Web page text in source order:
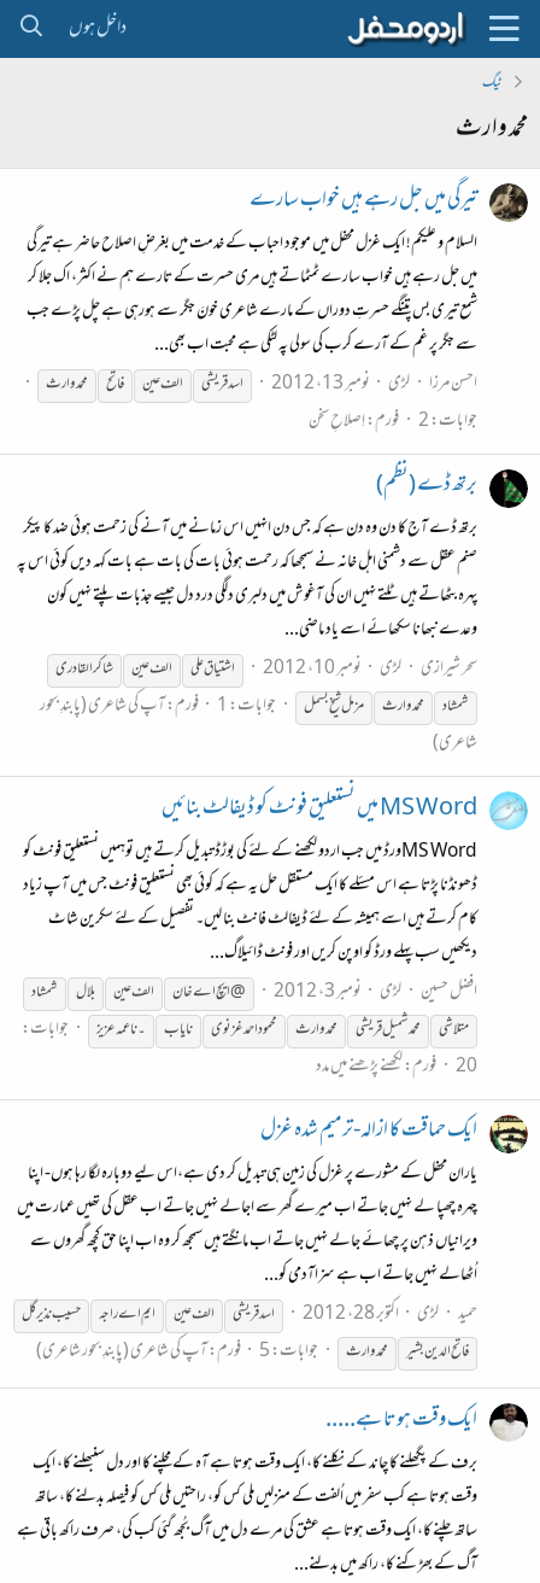
داخل ہوں
ٹیگ
محمد وارث
تیرگی میں جل رہے ہیں خواب سارے
السلام و علیکم! ایک غزل محفل میں موجود احباب کے خدمت میں بغرضِ اصلاح حاضر ہے تیرگی
میں جل رہے ہیں خواب سارے ٹمٹماتے ہیں مری حسرت کے تارے ہم نے اکثر، اک جلا کر
شمع تیری بس پتنگے حسرتِ دوراں کے مارے شاعری خونَ جگر سے ہورہی ہے چل پڑے جب
سے جگر پر غم کے آرے کرب کی سولی پہ لٹکی ہے محبت اب بھی...
احسن مرزا
لڑی نومبر 13، 2012 اسد قریشی الف عین فاتح محمدوارث
جوابات: 2 فورم:اِصلاحِ سخن
برتھ ڈے (نظم)
برتھ ڈے آج کا دن وہ دن ہے کہ جس دن انہیں اس زمانے میں آنے کی زحمت ہوئی ضد کا پیکر
صنم عقل سے دشمنی اہل خانہ نے سمجھا کہ رحمت ہوئی بات کی بات ہے بات کہہ دیں کوئی اس پہ
پہرہ بٹھاتے ہیں ٹلتے نہیں ان کی آغوش میں دلبری دلگی درد دل جیسے جذبات پلتے نہیں کون
وعدے نبھانا سکھائے اسے یاد ماضی...
سحر شیرازی
لڑی نومبر 10، 2012 اشتیاق علی الف عین
شاکر القادری
شمشاد
محمدوارث مزمل شیخ بسمل جوابات: 1 فورم:آپ کی شاعری (پابندِ بحور
شاعری)
MS Word میں نستعلیق فونٹ کو ڈیفالٹ بنائیں
MS Wordورڈ میں جب اردو لکھنے کے لئے کی بوڑڈ تبدیل کرتے ہیں توہمیں نستعلیق فونٹ کو
ڈھونڈنا پڑتا ہے اس مسئلے کا ایک مستقل حل یہ ہے کہ کوئی بھی نستعلیق فونٹ جس میں آپ زیاد
کام کرتے ہیں اسے ہمیشہ کے لئے ڈیفالٹ فانٹ بنا لیں۔ تفصیل کے لئے سکرین شاٹ
دیکھیں سب پہلے ورڈ کو اوپن کریں اور فونٹ ڈائیلاگ...
افضل حسین
لڑی نومبر 3، 2012 @ایچ اے خان الف عین بلال
شمشاد
متلا شی
محمدشمیل قریشی محمدوارث محمود احمد غزنوی نایاب ۔ناعمہ عزیز
جوابات:
20 فورم:لکھنے پڑھنے میں مدد
ایک حماقت کا ازالہ-ترمیم شدہ غزل
یاران محفل کے مشورے پر غزل کی زمین ہی تبدیل کر دی ہے،اس لیے دوبارہ لگا رہا ہوں- اپنا
چہرہ چھپا لے نہیں جاتے اب میرے گھر سے اجالے نہیں جاتے اب عقل کی تھیں عمارت میں
ویرانیاں ذہن پر چھائے جالے نہیں جاتے اب مانگتے ہیں سمجھ کر وہ اب اپنا حق کچھ گھروں سے
اُٹھالے نہیں جاتے اب ہے سزاآدمی کو...
حمید لڑی اکتوبر 28، 2012 اسد قریشی الف عین ایم اے راجہ
حسیب نذیر گل
فاتح الدین بشیر
محمدوارث جوابات: 5 فورم:آپ کی شاعری (پابندِ بحور شاعری)
ایک وقت ہوتا ہے.....
برف کے پگھلنے کا چاند کے نکلنے کا، ایک وقت ہوتا ہے آہ کے مچلنے کا اور دل سنبھلنے کا، ایک
وقت ہوتا ہے کب سفر میں اُلفت کے منزلیں ملی کس کو، راحتیں ملی کس کو فیصلہ بدلنے کا، ساتھ
ساتھ چلنے کا، ایک وقت ہوتا ہے عشق کی مرے دل میں آگ بُجھ گئی کب کی، صرف راکھ باقی ہے
آگ کے بھڑکنے کا، راکھ میں بدلنے...